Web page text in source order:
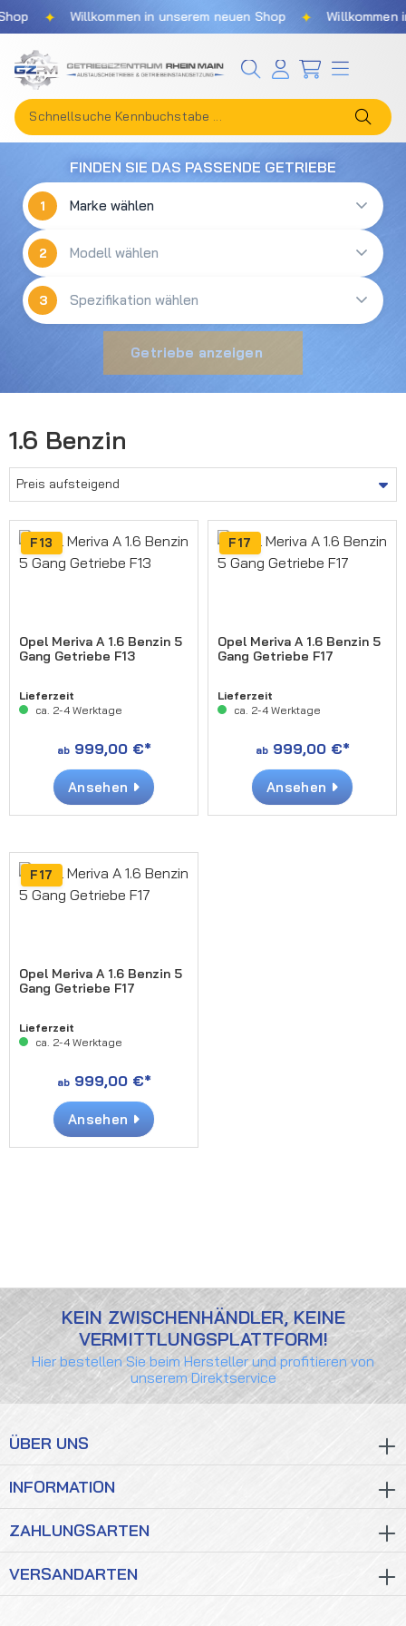
Zum Hauptinhalt springen
Willkommen in unserem neuen Shop Willkommen
FINDEN SIE DAS PASSENDE GETRIEBE
1
2
3
Getriebe anzeigen
1.6 Benzin
F13
Opel Meriva A 1.6 Benzin 5
Gang Getriebe F13
Lieferzeit
ca. 2-4 Werktage
ab999,00 €*
Ansehen
F17
Opel Meriva A 1.6 Benzin 5
Gang Getriebe F17
Lieferzeit
ca. 2-4 Werktage
ab999,00 €*
Ansehen
F17
Opel Meriva A 1.6 Benzin 5
Gang Getriebe F17
Lieferzeit
ca. 2-4 Werktage
ab999,00 €*
Ansehen
KEIN ZWISCHENHÄNDLER, KEINE
VERMITTLUNGSPLATTFORM!
Hier bestellen Sie beim Hersteller und profitieren von
unserem Direktservice
ÜBER UNS
INFORMATION
ZAHLUNGSARTEN
VERSANDARTEN